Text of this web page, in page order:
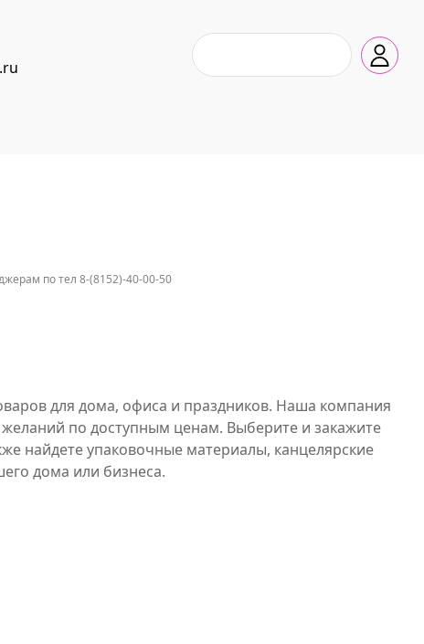
по тел 8-(8152)-40-00-50
для дома, офиса и праздников. Наша компания
по доступным ценам. Выберите и закажите
найдете упаковочные материалы, канцелярские
дома или бизнеса.